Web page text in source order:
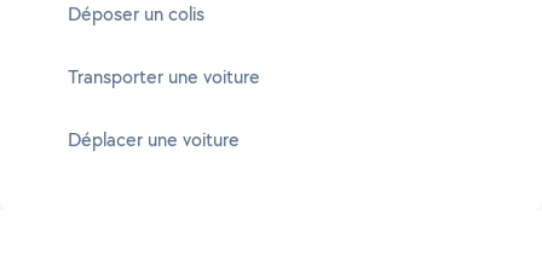
Déposer un colis
Transporter une voiture
Déplacer une voiture